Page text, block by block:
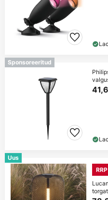
Sponsoreeritud
Uus